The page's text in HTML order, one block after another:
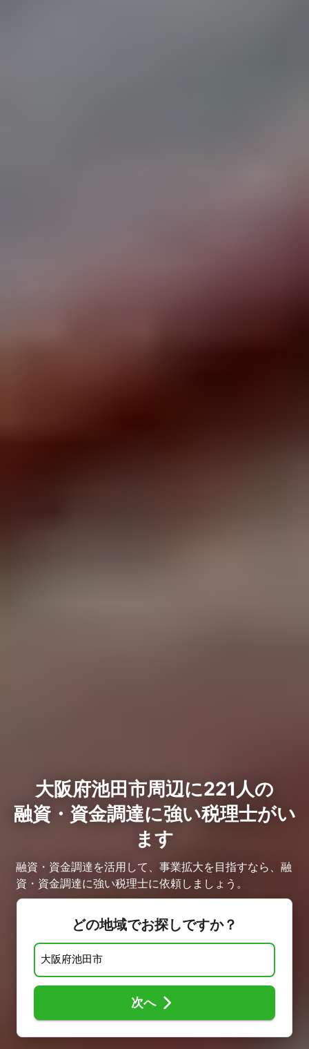
大阪府池田市周辺に221人の
融資・資金調達に強い税理士がい
ます
融資・資金調達を活用して、事業拡大を目指すなら、融
資・資金調達に強い税理士に依頼しましょう。
どの地域でお探しですか？
次へ